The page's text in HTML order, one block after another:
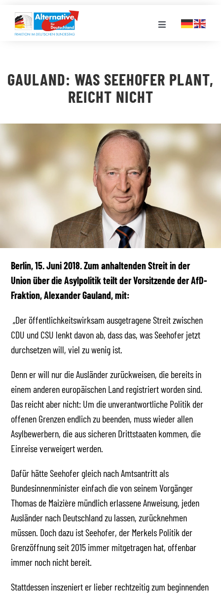
Inhalt
springen
Toggle
LANDESGRUPPEN
VERANSTALTUNGEN
STELLENPORTAL
GAULAND: WAS SEEHOFER PLANT,
REICHT NICHT
Berlin, 15. Juni 2018. Zum anhaltenden Streit in der
Union über die Asylpolitik teilt der Vorsitzende der AfD-
Fraktion, Alexander Gauland, mit:
„Der öffentlichkeitswirksam ausgetragene Streit zwischen
CDU und CSU lenkt davon ab, dass das, was Seehofer jetzt
durchsetzen will, viel zu wenig ist.
Denn er will nur die Ausländer zurückweisen, die bereits in
einem anderen europäischen Land registriert worden sind.
Das reicht aber nicht: Um die unverantwortliche Politik der
offenen Grenzen endlich zu beenden, muss wieder allen
Asylbewerbern, die aus sicheren Drittstaaten kommen, die
Einreise verweigert werden.
Dafür hätte Seehofer gleich nach Amtsantritt als
Bundesinnenminister einfach die von seinem Vorgänger
Thomas de Maizière mündlich erlassene Anweisung, jeden
Ausländer nach Deutschland zu lassen, zurücknehmen
müssen. Doch dazu ist Seehofer, der Merkels Politik der
Grenzöffnung seit 2015 immer mitgetragen hat, offenbar
immer noch nicht bereit.
Stattdessen inszeniert er lieber rechtzeitig zum beginnenden